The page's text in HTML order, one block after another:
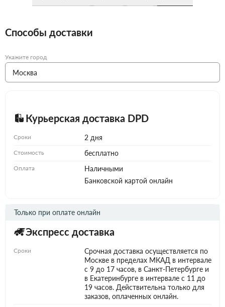
Способы доставки
Укажите город
Курьерская доставка DPD
Сроки 2 дня
Стоимость бесплатно
Оплата
Наличными
Банковской картой онлайн
Экспресс доставка
Только при оплате онлайн
Сроки
Срочная доставка осуществляется по
Москве в пределах МКАД в интервале
с 9 до 17 часов, в Санкт-Петербурге и
в Екатеринбурге в интервале с 11 до
19 часов. Действительна только для
заказов, оплаченных онлайн.